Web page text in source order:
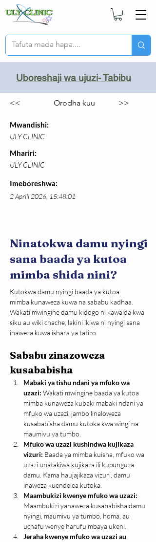
Uboreshaji wa ujuzi- Tabibu
<< Orodha kuu >>
Mwandishi:
ULY CLINIC
Mhariri:
ULY CLINIC
Imeboreshwa:
2 Aprili 2026, 15:48:01
Ninatokwa damu nyingi
sana baada ya kutoa
mimba shida nini?
Kutokwa damu nyingi baada ya kutoa
mimba kunaweza kuwa na sababu kadhaa.
Wakati mwingine damu kidogo ni kawaida kwa
siku au wiki chache, lakini ikiwa ni nyingi sana
inaweza kuwa ishara ya tatizo.
Sababu zinazoweza
kusababisha
Mabaki ya tishu ndani ya mfuko wa
uzazi: Wakati mwingine baada ya kutoa
mimba kunaweza kubaki mabaki ndani ya
mfuko wa uzazi, jambo linaloweza
kusababisha damu kutoka kwa wingi na
maumivu ya tumbo.
Mfuko wa uzazi kushindwa kujikaza
vizuri: Baada ya mimba kuisha, mfuko wa
uzazi unatakiwa kujikaza ili kupunguza
damu. Kama haujajikaza vizuri, damu
inaweza kuendelea kutoka.
Maambukizi kwenye mfuko wa uzazi:
Maambukizi yanaweza kusababisha damu
nyingi, maumivu ya tumbo, homa, au
uchafu wenye harufu mbaya ukeni.
Jeraha kwenye mfuko wa uzazi au